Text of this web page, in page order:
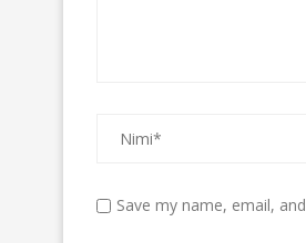
Save my name, email,